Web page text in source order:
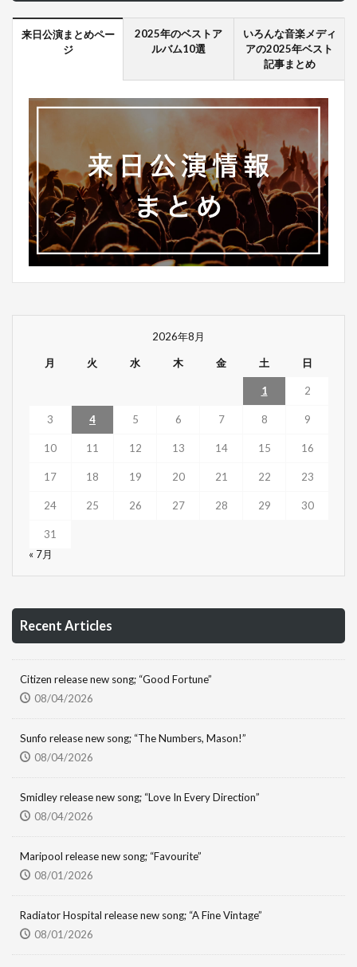
来日公演まとめペー
ジ
2025年のベストア
ルバム10選
いろんな音楽メディ
アの2025年ベスト
記事まとめ
2026年8月
月 火 水 木 金 土 日
1 2
3 4 5 6 7 8 9
10 11 12 13 14 15 16
17 18 19 20 21 22 23
24 25 26 27 28 29 30
31
« 7月
Recent Articles
Citizen release new song; “Good Fortune”
08/04/2026
Sunfo release new song; “The Numbers, Mason!”
08/04/2026
Smidley release new song; “Love In Every Direction”
08/04/2026
Maripool release new song; “Favourite”
08/01/2026
Radiator Hospital release new song; “A Fine Vintage”
08/01/2026